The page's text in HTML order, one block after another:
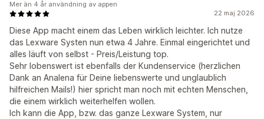
22 maj 2026
Diese App macht einem das Leben wirklich leichter. Ich nutze
das Lexware Systen nun etwa 4 Jahre. Einmal eingerichtet und
alles läuft von selbst - Preis/Leistung top.
Sehr lobenswert ist ebenfalls der Kundenservice (herzlichen
Dank an Analena für Deine liebenswerte und unglaublich
hilfreichen Mails!) hier spricht man noch mit echten Menschen,
die einem wirklich weiterhelfen wollen.
Ich kann die App, bzw. das ganze Lexware System, nur
Mer än 4 år användning av appen